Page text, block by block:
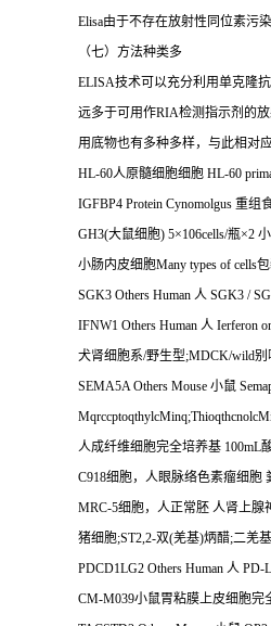
Elisa由于不存在放射性同位素污
（七）方法种类多
ELISA技术可以充分利用单克隆
远多于可用作RIA检测指示剂的
用底物也有多种多样，与此相对
HL-60人原髓细胞细胞 HL-60
IGFBP4 Protein Cynomolgus 重组
GH3(大鼠细胞) 5×106cells/瓶×2
小肠内皮细胞Many types of cells包
SGK3 Others Human 人 SGK3 /
IFNW1 Others Human 人 Ierferon
犬肾细胞系/野生型;MDCK/wild别
SEMA5A Others Mouse 小鼠
人成纤维细胞完全培养基 100mL
C918细胞，人眼脉络色素瘤细胞
MRC-5细胞，人正常胚 人肾上腺
猪细胞;ST2,2-双(羌基)炳醋;二羌
PDCD1LG2 Others Human 人 PD-
CM-M039小鼠胃粘膜上皮细胞完